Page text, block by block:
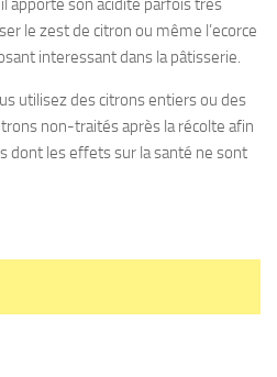
apporte son acidité parfois très
le zest de citron ou même l’ecorce
interessant dans la pâtisserie.
utilisez des citrons entiers ou des
non-traités après la récolte afin
dont les effets sur la santé ne sont